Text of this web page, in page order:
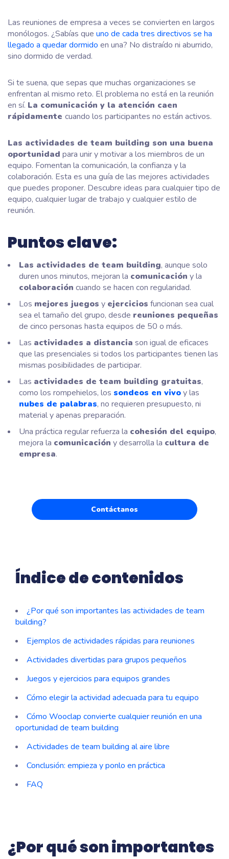
Las reuniones de empresa a veces se convierten en largos
monólogos. ¿Sabías que uno de cada tres directivos se ha
llegado a quedar dormido en una? No distraído ni aburrido,
sino dormido de verdad.
Si te suena, que sepas que muchas organizaciones se
enfrentan al mismo reto. El problema no está en la reunión
en sí. La comunicación y la atención caen
rápidamente cuando los participantes no están activos.
Las actividades de team building son una buena
oportunidad para unir y motivar a los miembros de un
equipo. Fomentan la comunicación, la confianza y la
colaboración. Esta es una guía de las mejores actividades
que puedes proponer. Descubre ideas para cualquier tipo de
equipo, cualquier lugar de trabajo y cualquier estilo de
reunión.
Puntos clave:
Las actividades de team building, aunque solo
duren unos minutos, mejoran la comunicación y la
colaboración cuando se hacen con regularidad.
Los mejores juegos y ejercicios funcionan sea cual
sea el tamaño del grupo, desde reuniones pequeñas
de cinco personas hasta equipos de 50 o más.
Las actividades a distancia son igual de eficaces
que las presenciales si todos los participantes tienen las
mismas posibilidades de participar.
Las actividades de team building gratuitas,
como los rompehielos, los sondeos en vivoy las
nubes de palabras, no requieren presupuesto, ni
material y apenas preparación.
Una práctica regular refuerza la cohesión del equipo,
mejora la comunicación y desarrolla la cultura de
empresa.
Contáctanos
Índice de contenidos
¿Por qué son importantes las actividades de team
building?
Ejemplos de actividades rápidas para reuniones
Actividades divertidas para grupos pequeños
Juegos y ejercicios para equipos grandes
Cómo elegir la actividad adecuada para tu equipo
Cómo Wooclap convierte cualquier reunión en una
oportunidad de team building
Actividades de team building al aire libre
Conclusión: empieza y ponlo en práctica
FAQ
¿Por qué son importantes